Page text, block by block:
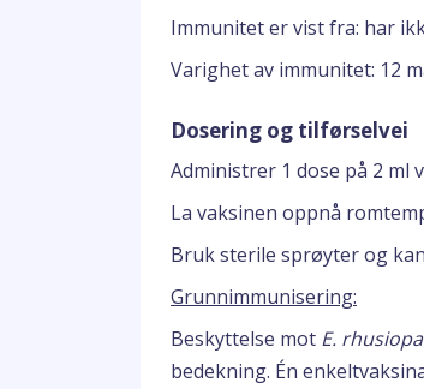
Immunitet er vist fra: har
Varighet av immunitet: 12
Dosering og tilførselvei
Administrer 1 dose på 2
La vaksinen oppnå
Bruk sterile sprøyter og
Grunnimmunisering:
Beskyttelse mot E.
bedekning. Én